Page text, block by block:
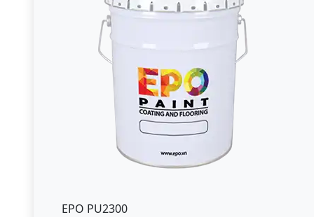
EPO PU2300